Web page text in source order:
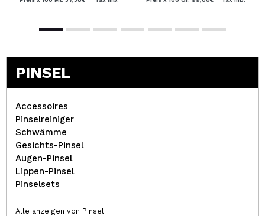
PINSEL
Accessoires
Pinselreiniger
Schwämme
Gesichts-Pinsel
Augen-Pinsel
Lippen-Pinsel
Pinselsets
Alle anzeigen von Pinsel